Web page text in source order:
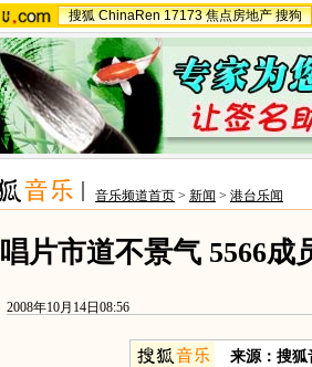
搜狐 ChinaRen 17173 焦点房地产 搜狗
音乐频道首页 > 新闻 > 港台乐闻
唱片市道不景气 5566成
2008年10月14日08:56
来源：搜狐